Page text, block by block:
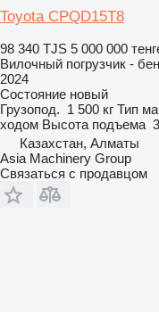
Toyota CPQD15T8
98 340 TJS 5 000 000
Вилочный погрузчик -
2024
Состояние новый
Грузопод. 1 500 кг Тип
ходом Высота подъема
Казахстан, Алматы
Asia Machinery Group
Связаться с продавцом